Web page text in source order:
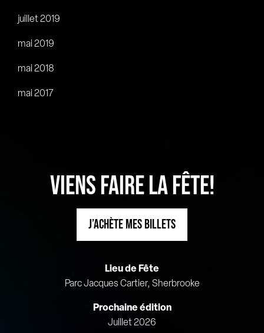
juillet 2019
mai 2019
mai 2018
mai 2017
VIENS FAIRE LA FÊTE!
J’ACHÈTE MES BILLETS
Lieu de Fête
Parc Jacques Cartier, Sherbrooke
Prochaine édition
Juillet 2026